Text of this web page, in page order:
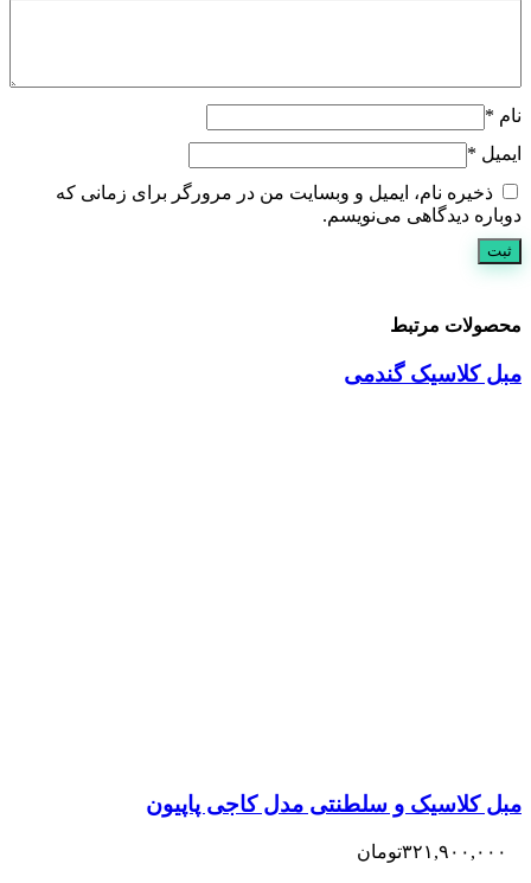
نام *
ایمیل *
ذخیره نام، ایمیل و وبسایت من در مرورگر برای زمانی که
دوباره دیدگاهی می‌نویسم.
محصولات مرتبط
مبل کلاسیک گندمی
مبل کلاسیک و سلطنتی مدل کاجی پاپیون
۳۲۱,۹۰۰,۰۰۰تومان